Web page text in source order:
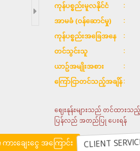
ကုန်ပစ္စည်းမူလနိုင်ငံ
အာမခံ (ဝန်ဆောင်မှု)
ကုန်ပစ္စည်းအခြေအနေ
တင်သွင်းသူ
ယာဥ်အမျိုးအစား
ကြော်ငြာတင်သည့်အချိန်
ဈေးနုန်းများသည် တင်ထားသ
ပြန်လည် အတည်ပြု ပေးရန်
ကားချေးငွေ အကြောင်း CLIENT